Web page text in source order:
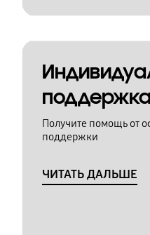
поддержка
Получите помощь от
поддержки
ЧИТАТЬ ДАЛЬШЕ